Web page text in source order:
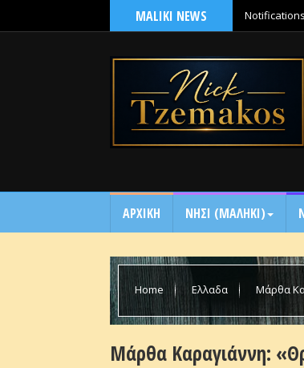
MALIKI NEWS
ΑΡΧΙΚΗ NΗΣΙ (ΜΑΛΗΚΙ)
Home Ελλαδα Μάρθα
Μάρθα Καραγιάννη: